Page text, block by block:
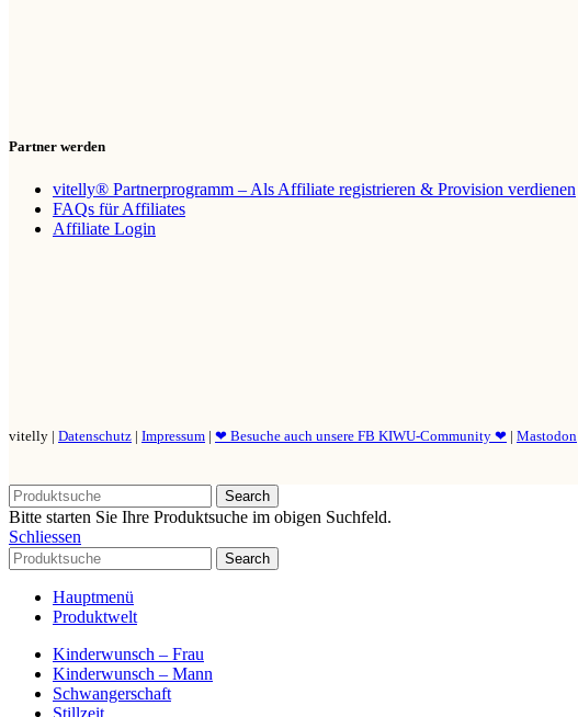
Partner werden
vitelly® Partnerprogramm – Als Affiliate registrieren & Provision verdienen
FAQs für Affiliates
Affiliate Login
vitelly | Datenschutz | Impressum | ❤ Besuche auch unsere FB KIWU-Community ❤ | Mastodon
Search
Bitte starten Sie Ihre Produktsuche im obigen Suchfeld.
Schliessen
Search
Hauptmenü
Produktwelt
Kinderwunsch – Frau
Kinderwunsch – Mann
Schwangerschaft
Stillzeit